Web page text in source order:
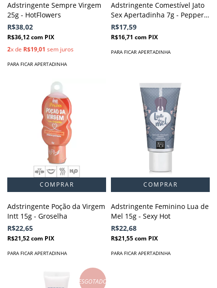
Adstringente Sempre Virgem
25g - HotFlowers
R$38,02
R$36,12com PIX
2x de R$19,01 sem juros
PARA FICAR APERTADINHA
Adstringente Comestível Jato
Sex Apertadinha 7g - Pepper
Blend
R$17,59
R$16,71 com PIX
PARA FICAR APERTADINHA
Adstringente Poção da Virgem
Intt 15g - Groselha
R$22,65
R$21,52com PIX
PARA FICAR APERTADINHA
Adstringente Feminino Lua de
Mel 15g - Sexy Hot
R$22,68
R$21,55com PIX
PARA FICAR APERTADINHA
ESGOTADO